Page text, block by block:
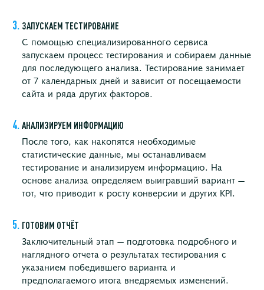
ЗАПУСКАЕМ ТЕСТИРОВАНИЕ
С помощью специализированного сервиса
запускаем процесс тестирования и собираем данные
для последующего анализа. Тестирование занимает
от 7 календарных дней и зависит от посещаемости
сайта и ряда других факторов.
АНАЛИЗИРУЕМ ИНФОРМАЦИЮ
После того, как накопятся необходимые
статистические данные, мы останавливаем
тестирование и анализируем информацию. На
основе анализа определяем выигравший вариант —
тот, что приводит к росту конверсии и других KPI.
ГОТОВИМ ОТЧЁТ
Заключительный этап — подготовка подробного и
наглядного отчета о результатах тестирования с
указанием победившего варианта и
предполагаемого итога внедряемых изменений.